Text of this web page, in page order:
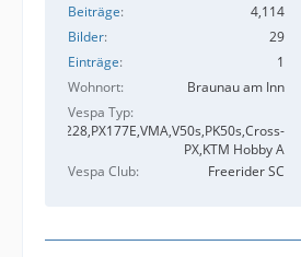
Beiträge
4,114
Bilder
29
Einträge
1
Wohnort
Braunau am Inn
Vespa Typ
PX,KTM Hobby A
Vespa Club
Freerider SC